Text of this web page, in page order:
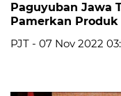
Paguyuban Jawa
Pamerkan Produk
PJT - 07 Nov 2022